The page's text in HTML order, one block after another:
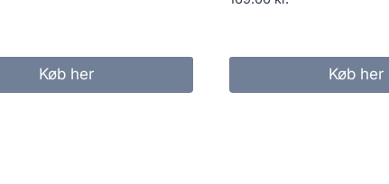
Køb her Køb her